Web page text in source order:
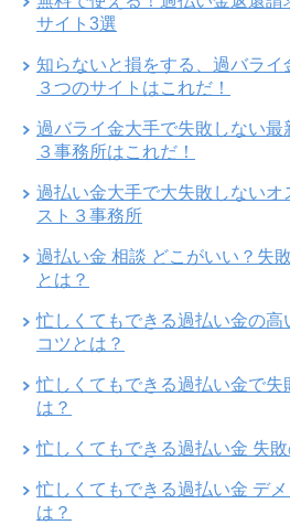
サイト3選
知らないと損をする、過バラ
３つのサイトはこれだ！
過バライ金大手で失敗しない最
３事務所はこれだ！
過払い金大手で大失敗しないオ
スト３事務所
過払い金 相談 どこがいい？失
とは？
忙しくてもできる過払い金の高
コツとは？
忙しくてもできる過払い金で失
は？
忙しくてもできる過払い金 失
忙しくてもできる過払い金 デ
は？